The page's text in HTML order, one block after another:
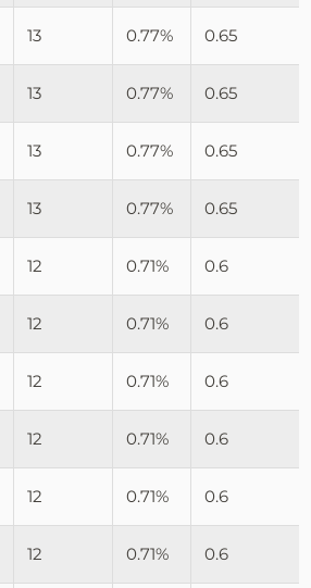
13 0.77% 0.65
13 0.77% 0.65
13 0.77% 0.65
13 0.77% 0.65
12 0.71% 0.6
12 0.71% 0.6
12 0.71% 0.6
12 0.71% 0.6
12 0.71% 0.6
12 0.71% 0.6